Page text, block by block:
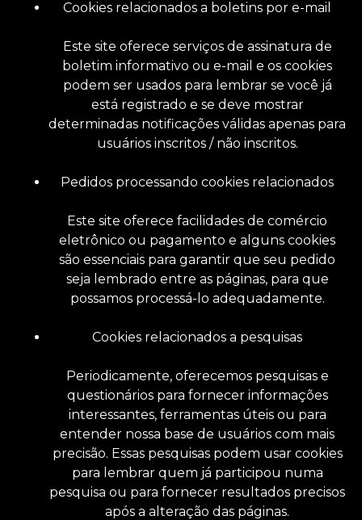
Cookies relacionados a boletins por e-mail
Este site oferece serviços de assinatura de
boletim informativo ou e-mail e os cookies
podem ser usados ​​para lembrar se você já
está registrado e se deve mostrar
determinadas notificações válidas apenas para
usuários inscritos / não inscritos.
Pedidos processando cookies relacionados
Este site oferece facilidades de comércio
eletrônico ou pagamento e alguns cookies
são essenciais para garantir que seu pedido
seja lembrado entre as páginas, para que
possamos processá-lo adequadamente.
Cookies relacionados a pesquisas
Periodicamente, oferecemos pesquisas e
questionários para fornecer informações
interessantes, ferramentas úteis ou para
entender nossa base de usuários com mais
precisão. Essas pesquisas podem usar cookies
para lembrar quem já participou numa
pesquisa ou para fornecer resultados precisos
após a alteração das páginas.